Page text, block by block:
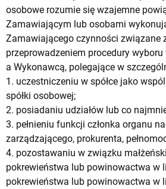
osobowe rozumie się wzajemne
Zamawiającym lub osobami
Zamawiającego czynności związane
przeprowadzeniem procedury
a Wykonawcą, polegające w
1. uczestniczeniu w spółce jako
spółki osobowej;
2. posiadaniu udziałów lub co
3. pełnieniu funkcji członka organu
zarządzającego, prokurenta,
4. pozostawaniu w związku
pokrewieństwa lub powinowactwa w
pokrewieństwa lub powinowactwa w